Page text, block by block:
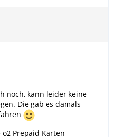
noch, kann leider keine
Die gab es damals
Prepaid Karten